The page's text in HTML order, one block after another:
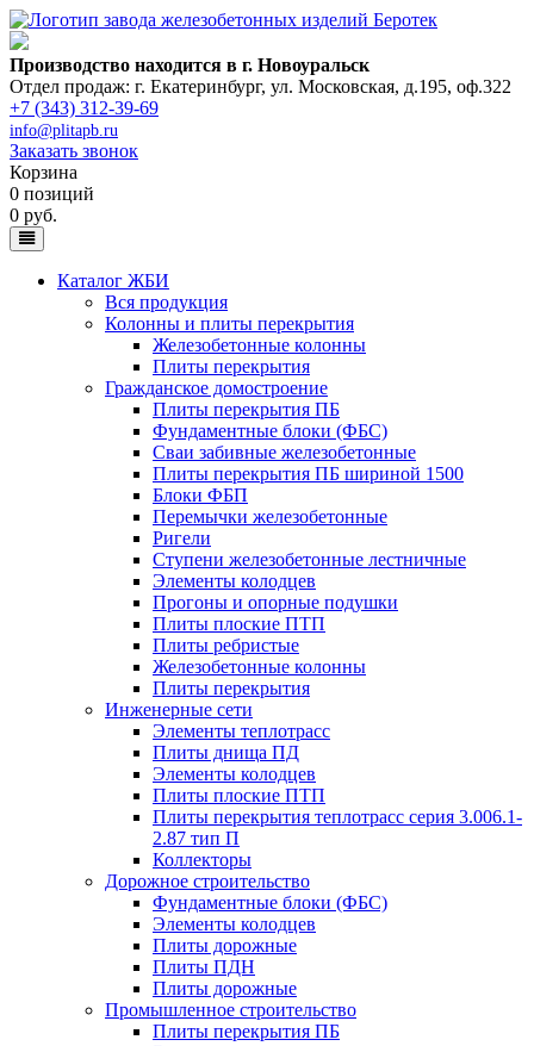
Производство находится в г. Новоуральск
Отдел продаж: г. Екатеринбург, ул. Московская, д.195, оф.322
+7 (343) 312-39-69
info@plitapb.ru
Заказать звонок
Корзина
0 позиций
0 руб.
Каталог ЖБИ
Вся продукция
Колонны и плиты перекрытия
Железобетонные колонны
Плиты перекрытия
Гражданское домостроение
Плиты перекрытия ПБ
Фундаментные блоки (ФБС)
Сваи забивные железобетонные
Плиты перекрытия ПБ шириной 1500
Блоки ФБП
Перемычки железобетонные
Ригели
Ступени железобетонные лестничные
Элементы колодцев
Прогоны и опорные подушки
Плиты плоские ПТП
Плиты ребристые
Железобетонные колонны
Плиты перекрытия
Инженерные сети
Элементы теплотрасс
Плиты днища ПД
Элементы колодцев
Плиты плоские ПТП
Плиты перекрытия теплотрасс серия 3.006.1-
2.87 тип П
Коллекторы
Дорожное строительство
Фундаментные блоки (ФБС)
Элементы колодцев
Плиты дорожные
Плиты ПДН
Плиты дорожные
Промышленное строительство
Плиты перекрытия ПБ